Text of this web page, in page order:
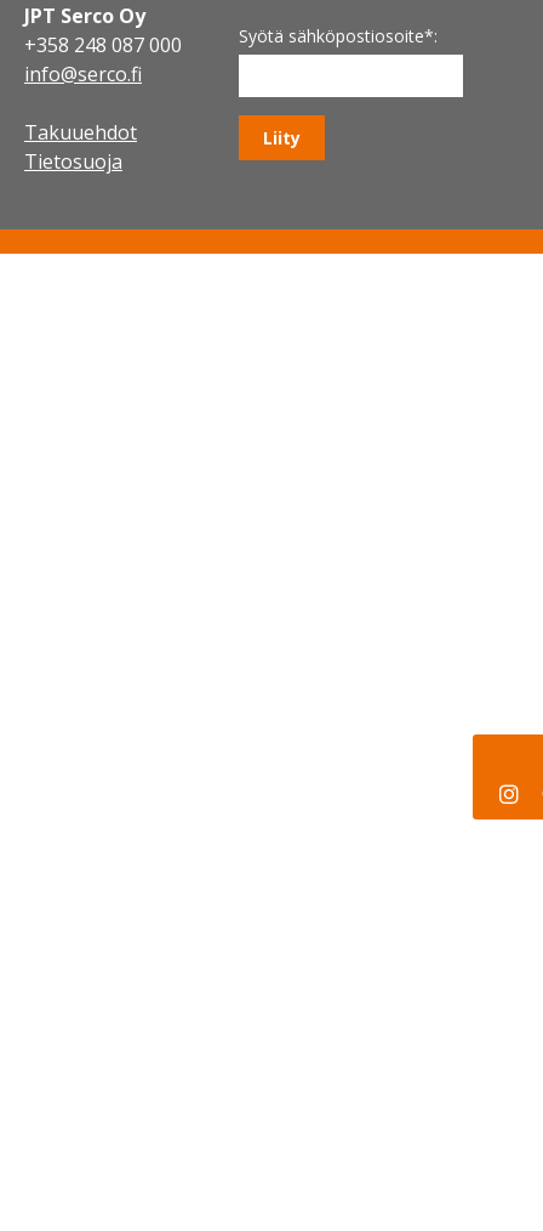
JPT Serco Oy
+358 248 087 000
info@serco.fi
Takuuehdot
Tietosuoja
Syötä sähköpostiosoite*: